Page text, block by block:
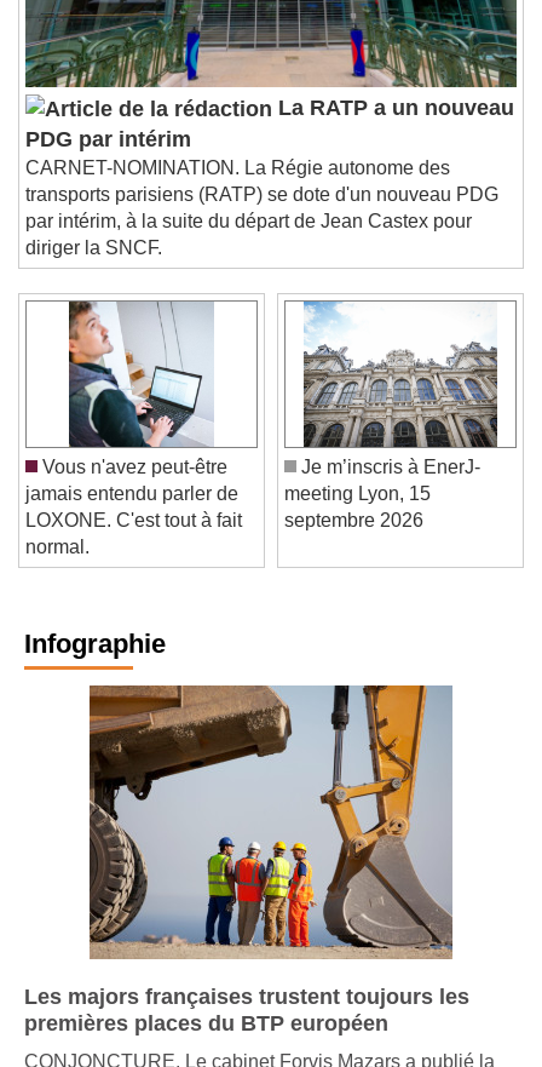
PDG par intérim
CARNET-NOMINATION. La Régie autonome des
transports parisiens (RATP) se dote d'un nouveau PDG
par intérim, à la suite du départ de Jean Castex pour
diriger la SNCF.
Vous n'avez peut-être
jamais entendu parler de
LOXONE. C'est tout à fait
normal.
Je m’inscris à EnerJ-
meeting Lyon, 15
Infographie
Les majors françaises trustent toujours les
premières places du BTP européen